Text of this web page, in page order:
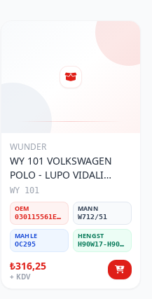
WUNDER
WY 101 VOLKSWAGEN
POLO - LUPO VIDALI
030115561E Yağ Filtresi
WY 101
OEM
030115561E / 030115561AA / 030115561AB / 030115561AD
MANN
W712/51
MAHLE
OC295
HENGST
H90W17-H90W11
₺316,25
+ KDV